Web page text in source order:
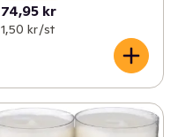
74,95 kr
1,50 kr /st